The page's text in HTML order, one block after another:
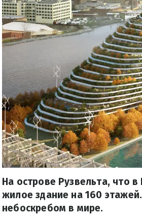
На острове Рузвельта, что
жилое здание на 160
небоскребом в мире.